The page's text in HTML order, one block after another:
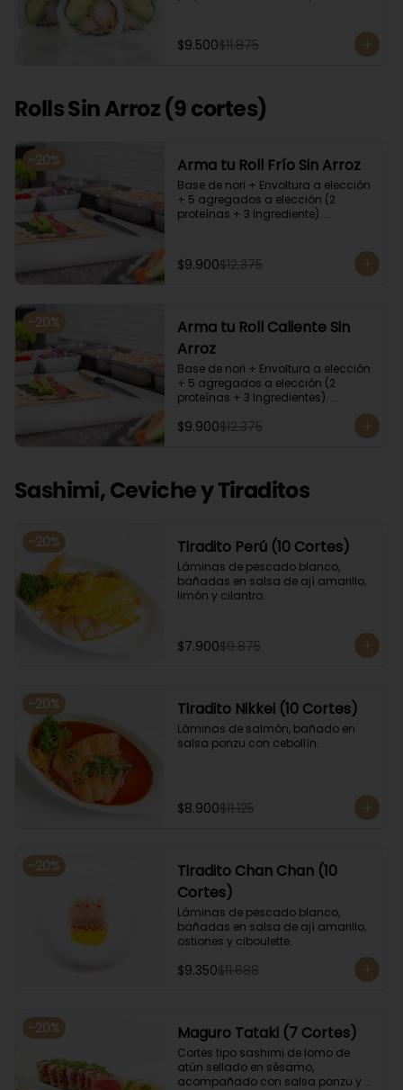
$9.500$11.875
Rolls Sin Arroz (9 cortes)
-20% Arma tu Roll Frío Sin Arroz
Base de nori + Envoltura a elección
+ 5 agregados a elección (2
proteínas + 3 Ingrediente).
relleno palta y/o queso crema para
que el roll pueda compactar y ser
$9.900$12.375
-20%
Arma tu Roll Caliente Sin
Arroz
Base de nori + Envoltura a elección
+ 5 agregados a elección (2
proteínas + 3 Ingredientes).
Acompañado con salsa de soya.
Recomendamos incluir en el relleno
palta y/o queso crema para que el
$9.900$12.375
Sashimi, Ceviche y Tiraditos
-20% Tiradito Perú (10 Cortes)
Láminas de pescado blanco,
bañadas en salsa de ají amarillo,
limón y cilantro.
$7.900$9.875
-20% Tiradito Nikkei (10 Cortes)
Láminas de salmón, bañado en
salsa ponzu con cebollín.
$8.900$11.125
-20%
Tiradito Chan Chan (10
Cortes)
Láminas de pescado blanco,
bañadas en salsa de ají amarillo,
ostiones y ciboulette.
$9.350$11.688
-20% Maguro Tataki (7 Cortes)
Cortes tipo sashimi de lomo de
atún sellado en sésamo,
acompañado con salsa ponzu y